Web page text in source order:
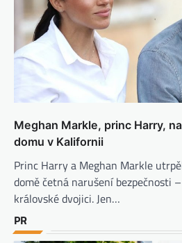
Meghan Markle, princ Harry,
domu v Kalifornii
Princ Harry a Meghan Markle
domě četná narušení bezpečnosti
královské dvojici. Jen…
PR